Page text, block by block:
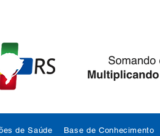
de Saúde Base de Conhecimento